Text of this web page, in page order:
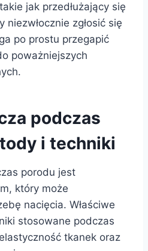
jak przedłużający się
zgłosić się
po prostu przegapić
poważniejszych
podczas
i techniki
porodu jest
który może
nacięcia. Właściwe
stosowane podczas
tkanek oraz